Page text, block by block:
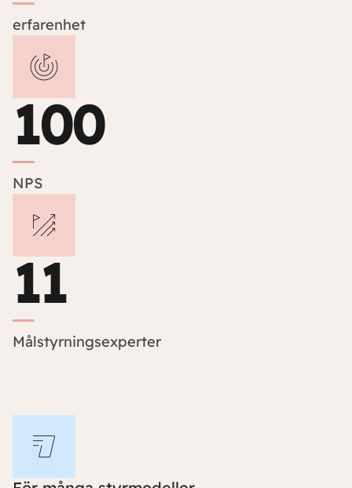
erfarenhet
100
NPS
11
Målstyrningsexperter